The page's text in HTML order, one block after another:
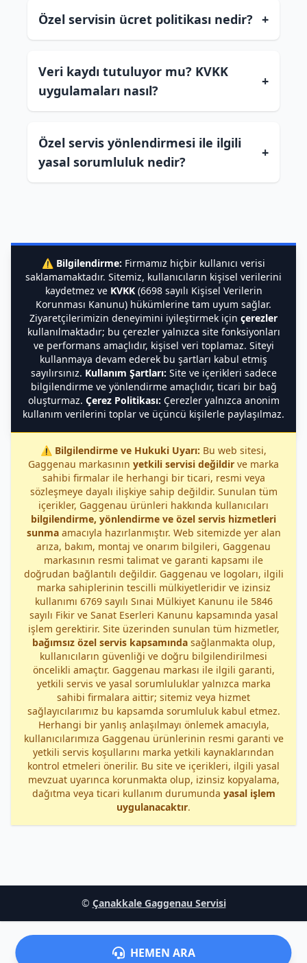
Özel servisin ücret politikası nedir? +
Veri kaydı tutuluyor mu? KVKK
uygulamaları nasıl?
+
Özel servis yönlendirmesi ile ilgili
yasal sorumluluk nedir?
+
⚠️ Bilgilendirme: Firmamız hiçbir kullanıcı verisi
saklamamaktadır. Sitemiz, kullanıcıların kişisel verilerini
kaydetmez ve KVKK(6698 sayılı Kişisel Verilerin
Korunması Kanunu) hükümlerine tam uyum sağlar.
Ziyaretçilerimizin deneyimini iyileştirmek için çerezler
kullanılmaktadır; bu çerezler yalnızca site fonksiyonları
ve performans amaçlıdır, kişisel veri toplamaz. Siteyi
kullanmaya devam ederek bu şartları kabul etmiş
sayılırsınız. Kullanım Şartları: Site ve içerikleri sadece
bilgilendirme ve yönlendirme amaçlıdır, ticari bir bağ
oluşturmaz. Çerez Politikası: Çerezler yalnızca anonim
kullanım verilerini toplar ve üçüncü kişilerle paylaşılmaz.
⚠️ Bilgilendirme ve Hukuki Uyarı: Bu web sitesi,
Gaggenau markasının yetkili servisi değildir ve marka
sahibi firmalar ile herhangi bir ticari, resmi veya
sözleşmeye dayalı ilişkiye sahip değildir. Sunulan tüm
içerikler, Gaggenau ürünleri hakkında kullanıcıları
bilgilendirme, yönlendirme ve özel servis hizmetleri
sunmaamacıyla hazırlanmıştır. Web sitemizde yer alan
arıza, bakım, montaj ve onarım bilgileri, Gaggenau
markasının resmi talimat ve garanti kapsamı ile
doğrudan bağlantılı değildir. Gaggenau ve logoları, ilgili
marka sahiplerinin tescilli mülkiyetleridir ve izinsiz
kullanımı 6769 sayılı Sınai Mülkiyet Kanunu ile 5846
sayılı Fikir ve Sanat Eserleri Kanunu kapsamında yasal
işlem gerektirir. Site üzerinden sunulan tüm hizmetler,
bağımsız özel servis kapsamındasağlanmakta olup,
kullanıcıların güvenliği ve doğru bilgilendirilmesi
öncelikli amaçtır. Gaggenau markası ile ilgili garanti,
yetkili servis ve yasal sorumluluklar yalnızca marka
sahibi firmalara aittir; sitemiz veya hizmet
sağlayıcılarımız bu kapsamda sorumluluk kabul etmez.
Herhangi bir yanlış anlaşılmayı önlemek amacıyla,
kullanıcılarımıza Gaggenau ürünlerinin resmi garanti ve
yetkili servis koşullarını marka yetkili kaynaklarından
kontrol etmeleri önerilir. Bu site ve içerikleri, ilgili yasal
mevzuat uyarınca korunmakta olup, izinsiz kopyalama,
dağıtma veya ticari kullanım durumunda yasal işlem
uygulanacaktır.
© Çanakkale Gaggenau Servisi
HEMEN ARA